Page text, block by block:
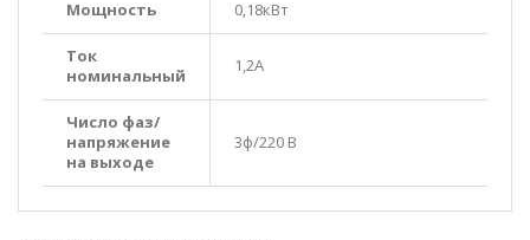
Мощность 0,18кВт
Ток
номинальный
1,2A
Число фаз/
напряжение
на выходе
3ф/220 В